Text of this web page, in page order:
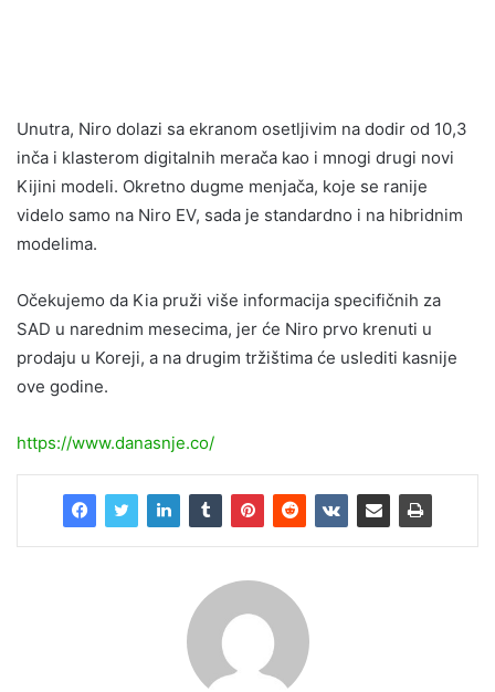
Unutra, Niro dolazi sa ekranom osetljivim na dodir od 10,3
inča i klasterom digitalnih merača kao i mnogi drugi novi
Kijini modeli. Okretno dugme menjača, koje se ranije
videlo samo na Niro EV, sada je standardno i na hibridnim
modelima.
Očekujemo da Kia pruži više informacija specifičnih za
SAD u narednim mesecima, jer će Niro prvo krenuti u
prodaju u Koreji, a na drugim tržištima će uslediti kasnije
ove godine.
https://www.danasnje.co/